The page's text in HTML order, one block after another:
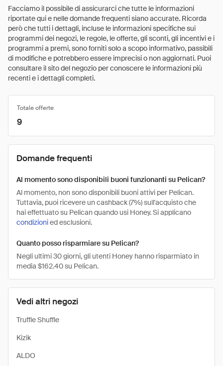
Facciamo il possibile di assicurarci che tutte le informazioni
riportate qui e nelle domande frequenti siano accurate. Ricorda
però che tutti i dettagli, incluse le informazioni specifiche sui
programmi dei negozi, le regole, le offerte, gli sconti, gli incentivi e i
programmi a premi, sono forniti solo a scopo informativo, passibili
di modifiche e potrebbero essere imprecisi o non aggiornati. Puoi
consultare il sito del negozio per conoscere le informazioni più
recenti e i dettagli completi.
Vedi altri negozi
Truffle Shuffle
Kizik
ALDO
Totale offerte
9
Domande frequenti
Al momento sono disponibili buoni funzionanti su Pelican?
Al momento, non sono disponibili buoni attivi per Pelican.
Tuttavia, puoi ricevere un cashback (7%) sull'acquisto che
hai effettuato su Pelican quando usi Honey. Si applicano
condizionied esclusioni.
Quanto posso risparmiare su Pelican?
Negli ultimi 30 giorni, gli utenti Honey hanno risparmiato in
media $162.40 su Pelican.